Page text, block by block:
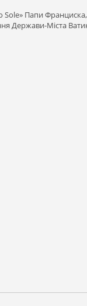
Папи
Держави-Міста